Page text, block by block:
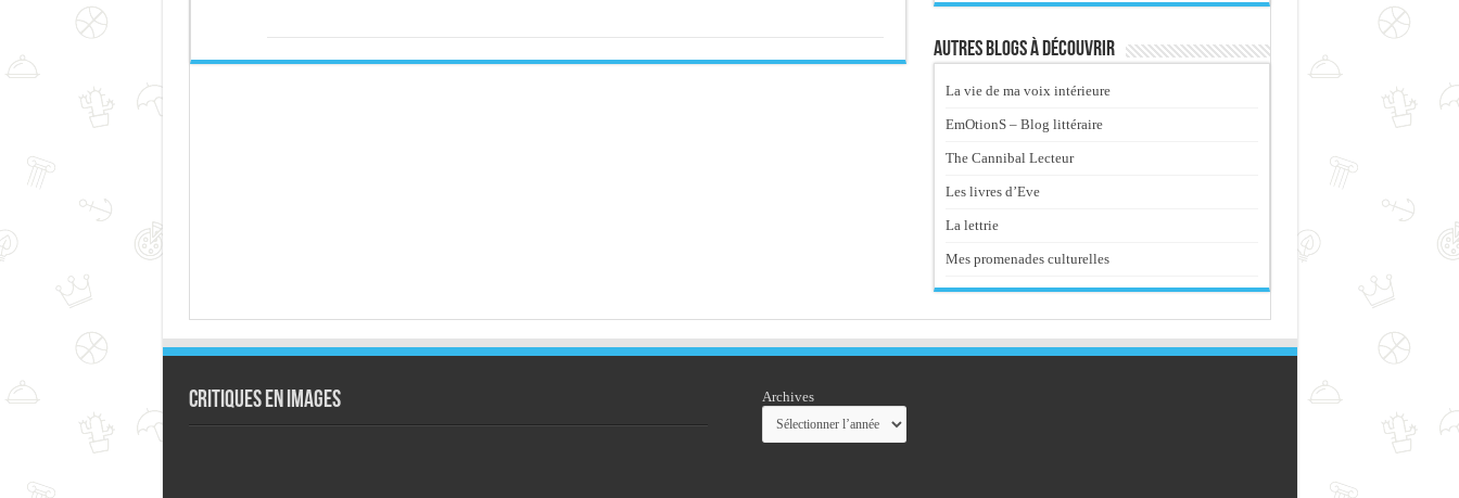
Autres blogs à découvrir
La vie de ma voix intérieure
EmOtionS – Blog littéraire
The Cannibal Lecteur
Les livres d’Eve
La lettrie
Mes promenades culturelles
Critiques en images Archives